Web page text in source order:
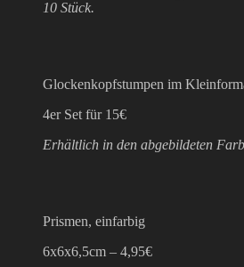
10 Stück.
Glockenkopfstumpen im
4er Set für 15€
Erhältlich in den abgebildeten
Prismen, einfarbig
6x6x6,5cm – 4,95€